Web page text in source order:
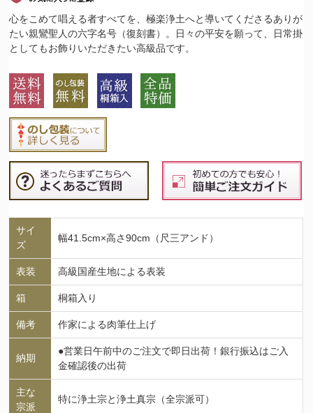
心をこめて唱える者すべてを、極楽浄土へと導いてくださるありが
たい親鸞聖人の六字名号（復刻書）。日々の平安を願って、日常掛
としてもお飾りいただきたい高級品です。
サイ
ズ
幅41.5cm×高さ90cm（尺三アンド）
表装 高級国産生地による表装
箱 桐箱入り
備考 作家による肉筆仕上げ
納期
●営業日午前中のご注文で即日出荷！銀行振込はご入
金確認後の出荷
主な
宗派
特に浄土宗と浄土真宗（全宗派可）